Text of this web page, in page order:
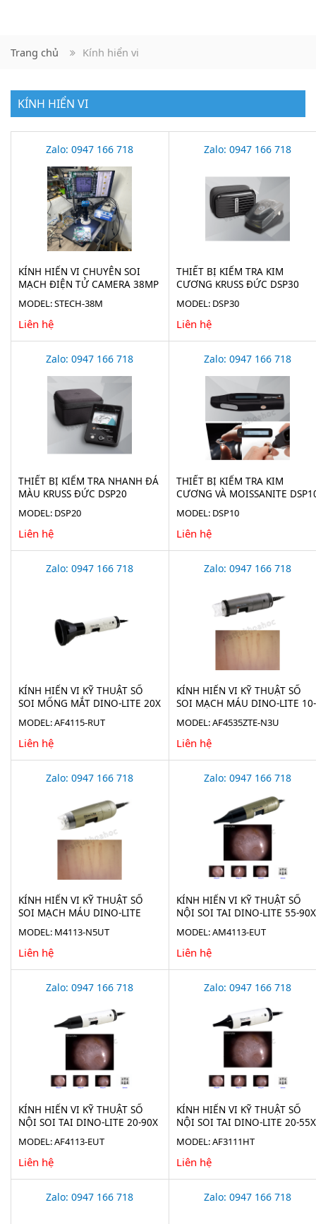
Trang chủ Kính hiển vi
KÍNH HIỂN VI
Zalo: 0947 166 718
KÍNH HIỂN VI CHUYÊN SOI
MẠCH ĐIỆN TỬ CAMERA 38MP
MODEL: STECH-38M
Liên hệ
Zalo: 0947 166 718
THIẾT BỊ KIỂM TRA KIM
CƯƠNG KRUSS ĐỨC DSP30
MODEL: DSP30
Liên hệ
Zalo: 0947 166 718
THIẾT BỊ KIỂM TRA NHANH ĐÁ
MÀU KRUSS ĐỨC DSP20
MODEL: DSP20
Liên hệ
Zalo: 0947 166 718
THIẾT BỊ KIỂM TRA KIM
CƯƠNG VÀ MOISSANITE
MODEL: DSP10
Liên hệ
Zalo: 0947 166 718
KÍNH HIỂN VI KỸ THUẬT SỐ
SOI MỐNG MẮT DINO-LITE 20X
MODEL: AF4115-RUT
Liên hệ
Zalo: 0947 166 718
KÍNH HIỂN VI KỸ THUẬT SỐ
SOI MẠCH MÁU DINO-LITE 10-
MODEL: AF4535ZTE-N3U
Liên hệ
Zalo: 0947 166 718
KÍNH HIỂN VI KỸ THUẬT SỐ
SOI MẠCH MÁU DINO-LITE
MODEL: M4113-N5UT
Liên hệ
Zalo: 0947 166 718
KÍNH HIỂN VI KỸ THUẬT SỐ
NỘI SOI TAI DINO-LITE 55-90X
MODEL: AM4113-EUT
Liên hệ
Zalo: 0947 166 718
KÍNH HIỂN VI KỸ THUẬT SỐ
NỘI SOI TAI DINO-LITE 20-90X
MODEL: AF4113-EUT
Liên hệ
Zalo: 0947 166 718
KÍNH HIỂN VI KỸ THUẬT SỐ
NỘI SOI TAI DINO-LITE 20-55X
MODEL: AF3111HT
Liên hệ
Zalo: 0947 166 718 Zalo: 0947 166 718